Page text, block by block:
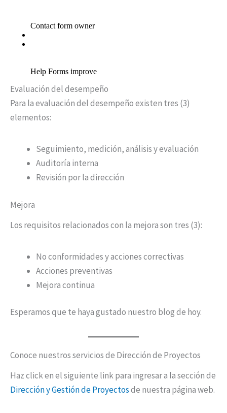
Evaluación del desempeño
Para la evaluación del desempeño existen tres (3)
elementos:
Seguimiento, medición, análisis y evaluación
Auditoría interna
Revisión por la dirección
Mejora
Los requisitos relacionados con la mejora son tres (3):
No conformidades y acciones correctivas
Acciones preventivas
Mejora continua
Esperamos que te haya gustado nuestro blog de hoy.
Conoce nuestros servicios de Dirección de Proyectos
Haz click en el siguiente link para ingresar a la sección de
Dirección y Gestión de Proyectosde nuestra página web.